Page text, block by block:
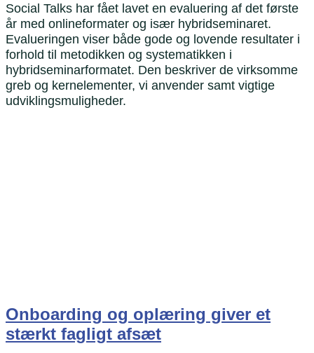
Social Talks har fået lavet en evaluering af det første
år med onlineformater og især hybridseminaret.
Evalueringen viser både gode og lovende resultater i
forhold til metodikken og systematikken i
hybridseminarformatet. Den beskriver de virksomme
greb og kernelementer, vi anvender samt vigtige
udviklingsmuligheder.
Onboarding og oplæring giver et
stærkt fagligt afsæt